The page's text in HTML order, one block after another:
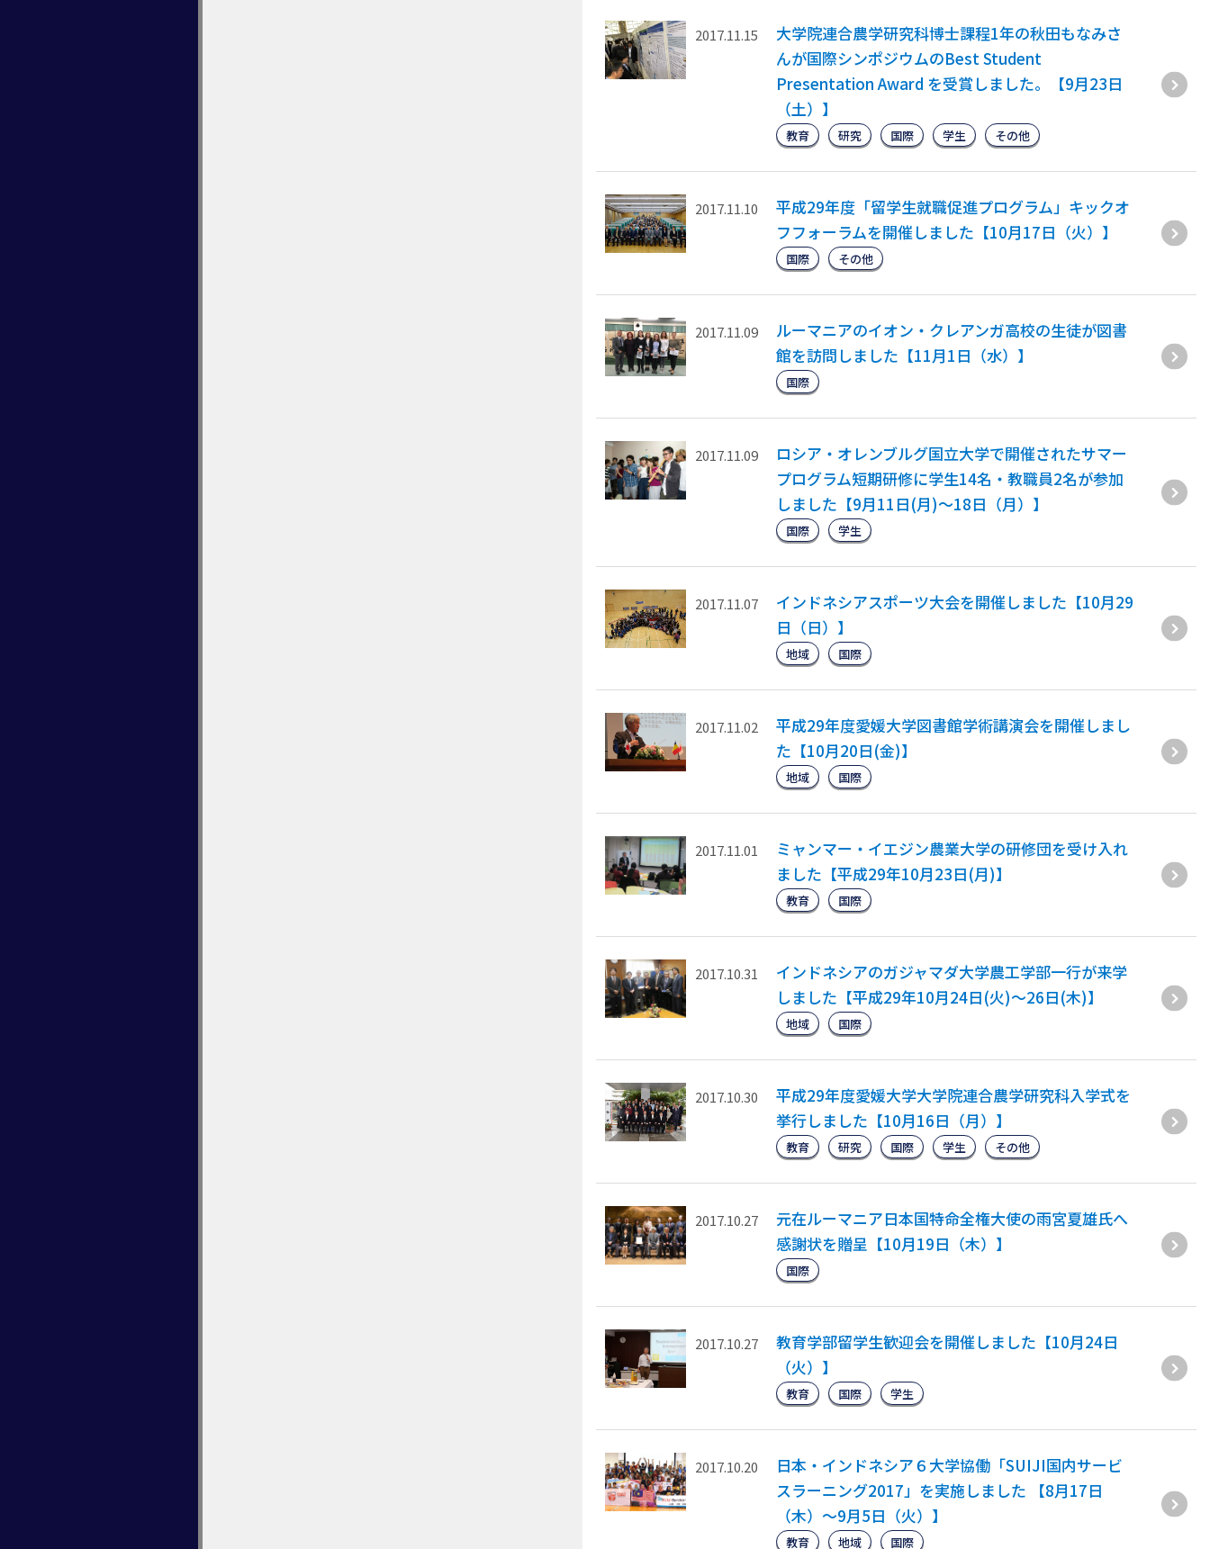
2017.11.15
大学院連合農学研究科博士課程1年の秋田もなみさ
んが国際シンポジウムのBest Student
Presentation Award を受賞しました。【9月23日
（土）】
教育 研究 国際 学生 その他
2017.11.10
平成29年度「留学生就職促進プログラム」キックオ
フフォーラムを開催しました【10月17日（火）】
国際 その他
2017.11.09
ルーマニアのイオン・クレアンガ高校の生徒が図書
館を訪問しました【11月1日（水）】
国際
2017.11.09
ロシア・オレンブルグ国立大学で開催されたサマー
プログラム短期研修に学生14名・教職員2名が参加
しました【9月11日(月)～18日（月）】
国際 学生
2017.11.07
インドネシアスポーツ大会を開催しました【10月29
日（日）】
地域 国際
2017.11.02
平成29年度愛媛大学図書館学術講演会を開催しまし
た【10月20日(金)】
地域 国際
2017.11.01
ミャンマー・イエジン農業大学の研修団を受け入れ
ました【平成29年10月23日(月)】
教育 国際
2017.10.31
インドネシアのガジャマダ大学農工学部一行が来学
しました【平成29年10月24日(火)～26日(木)】
地域 国際
2017.10.30
平成29年度愛媛大学大学院連合農学研究科入学式を
挙行しました【10月16日（月）】
教育 研究 国際 学生 その他
2017.10.27
元在ルーマニア日本国特命全権大使の雨宮夏雄氏へ
感謝状を贈呈【10月19日（木）】
国際
2017.10.27
教育学部留学生歓迎会を開催しました【10月24日
（火）】
教育 国際 学生
2017.10.20
日本・インドネシア６大学協働「SUIJI国内サービ
スラーニング2017」を実施しました 【8月17日
（木）～9月5日（火）】
教育 地域 国際